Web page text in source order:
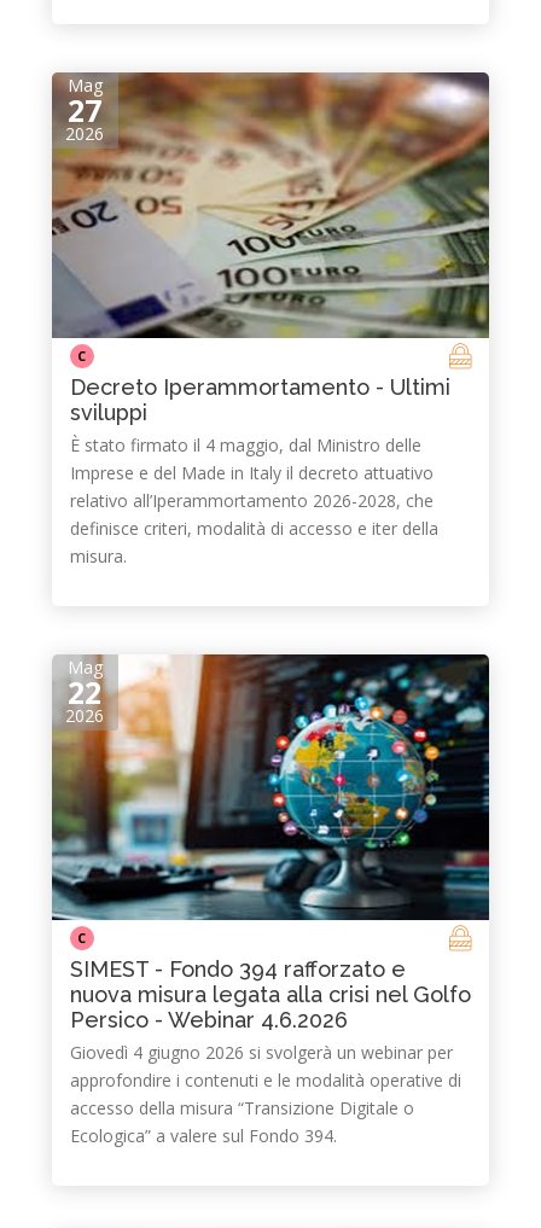
Mag
27
2026
C
Decreto Iperammortamento - Ultimi
sviluppi
È stato firmato il 4 maggio, dal Ministro delle
Imprese e del Made in Italy il decreto attuativo
relativo all’Iperammortamento 2026-2028, che
definisce criteri, modalità di accesso e iter della
misura.
Mag
22
2026
C
SIMEST - Fondo 394 rafforzato e
nuova misura legata alla crisi nel Golfo
Persico - Webinar 4.6.2026
Giovedì 4 giugno 2026 si svolgerà un webinar per
approfondire i contenuti e le modalità operative di
accesso della misura “Transizione Digitale o
Ecologica” a valere sul Fondo 394.